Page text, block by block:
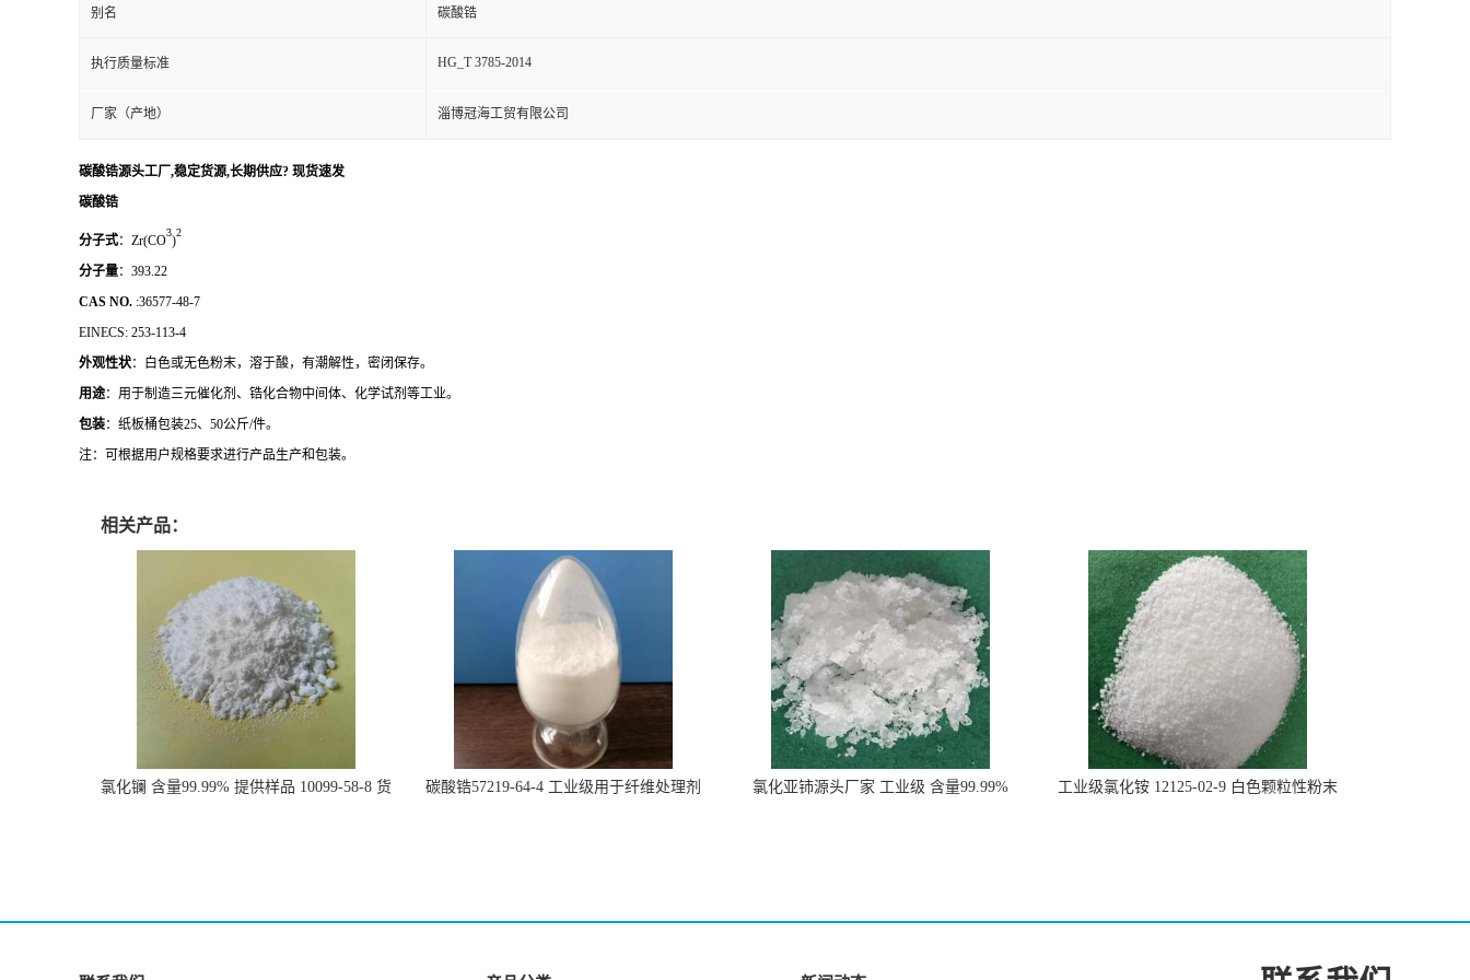
别名 碳酸锆
执行质量标准 HG_T 3785-2014
厂家（产地） 淄博冠海工贸有限公司
碳酸锆源头工厂,稳定货源,长期供应? 现货速发
碳酸锆
分子式： Zr(CO
3
)
2
分子量： 393.22
CAS NO. :36577-48-7
EINECS: 253-113-4
外观性状：白色或无色粉末，溶于酸，有潮解性，密闭保存。
用途：用于制造三元催化剂、锆化合物中间体、化学试剂等工业。
包装：纸板桶包装25、 50公斤/件。
注：可根据用户规格要求进行产品生产和包装。
相关产品：
氯化镧 含量99.99% 提供样品 10099-58-8 货
碳酸锆57219-64-4 工业级用于纤维处理剂
氯化亚铈源头厂家 工业级 含量99.99%
工业级氯化铵 12125-02-9 白色颗粒性粉末